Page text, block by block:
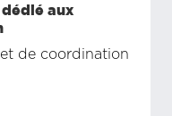
aux
de coordination